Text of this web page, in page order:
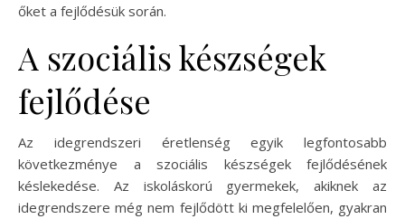
őket a fejlődésük során.
A szociális készségek
fejlődése
Az idegrendszeri éretlenség egyik legfontosabb
következménye a szociális készségek fejlődésének
késlekedése. Az iskoláskorú gyermekek, akiknek az
idegrendszere még nem fejlődött ki megfelelően, gyakran